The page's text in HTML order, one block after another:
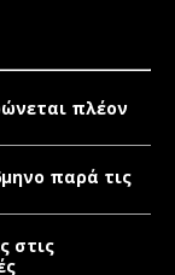
πλέον
παρά τις
στις